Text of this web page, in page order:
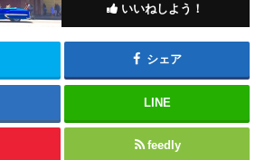
いいねしよう！
シェア
LINE
feedly